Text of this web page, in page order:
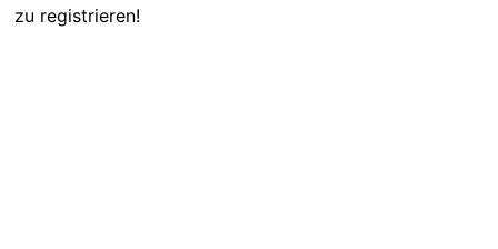
zu registrieren!